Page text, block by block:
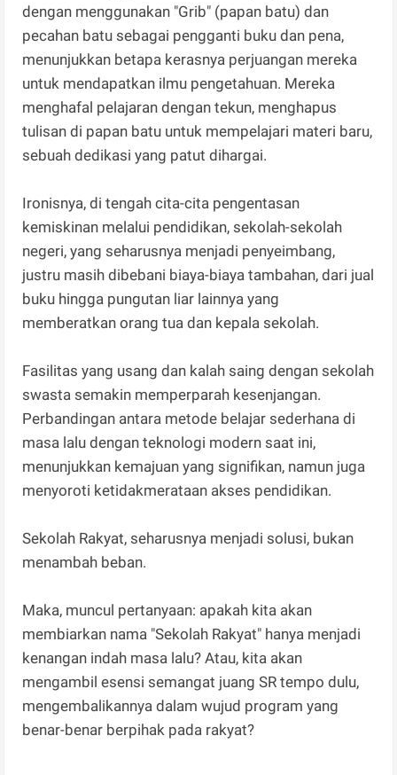
dengan menggunakan "Grib" (papan batu) dan
pecahan batu sebagai pengganti buku dan pena,
menunjukkan betapa kerasnya perjuangan mereka
untuk mendapatkan ilmu pengetahuan. Mereka
menghafal pelajaran dengan tekun, menghapus
tulisan di papan batu untuk mempelajari materi baru,
sebuah dedikasi yang patut dihargai.
Ironisnya, di tengah cita-cita pengentasan
kemiskinan melalui pendidikan, sekolah-sekolah
negeri, yang seharusnya menjadi penyeimbang,
justru masih dibebani biaya-biaya tambahan, dari jual
buku hingga pungutan liar lainnya yang
memberatkan orang tua dan kepala sekolah.
Fasilitas yang usang dan kalah saing dengan sekolah
swasta semakin memperparah kesenjangan.
Perbandingan antara metode belajar sederhana di
masa lalu dengan teknologi modern saat ini,
menunjukkan kemajuan yang signifikan, namun juga
menyoroti ketidakmerataan akses pendidikan.
Sekolah Rakyat, seharusnya menjadi solusi, bukan
menambah beban.
Maka, muncul pertanyaan: apakah kita akan
membiarkan nama "Sekolah Rakyat" hanya menjadi
kenangan indah masa lalu? Atau, kita akan
mengambil esensi semangat juang SR tempo dulu,
mengembalikannya dalam wujud program yang
benar-benar berpihak pada rakyat?